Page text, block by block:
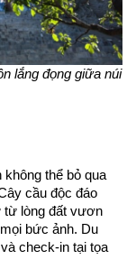
lắng đọng giữa núi
cầu độc đáo
từ lòng đất vươn
bức ảnh. Du
check-in tại tọa